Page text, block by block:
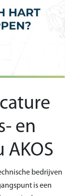
en
bedrijven
is een